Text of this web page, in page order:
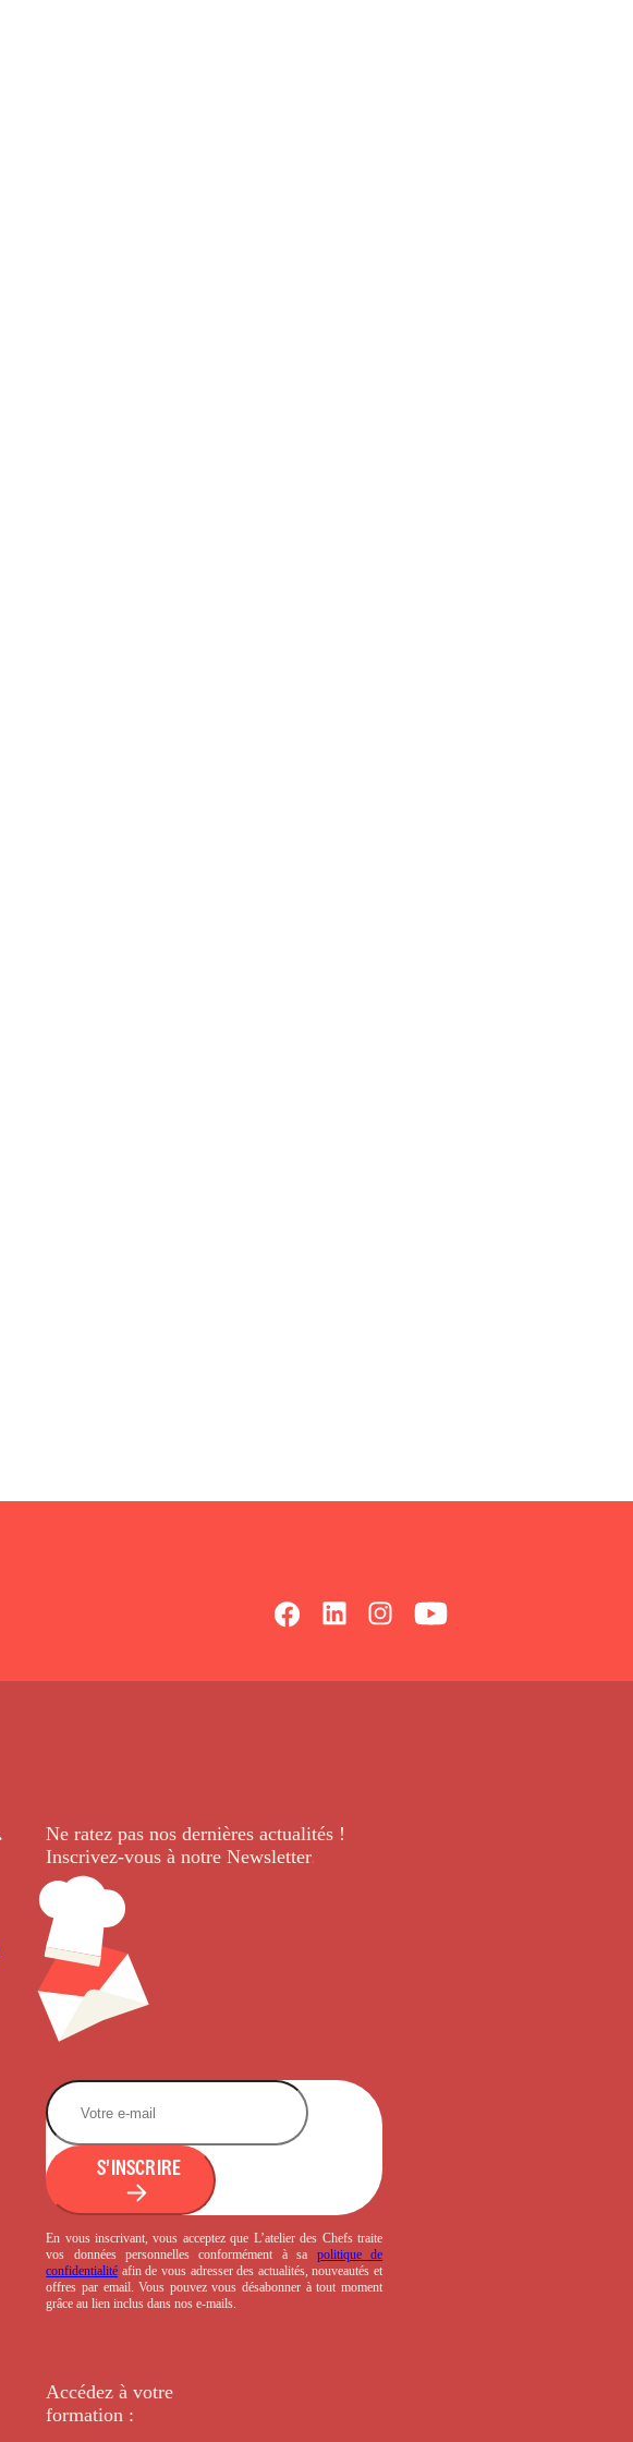
Ne ratez pas nos dernièresactualités !
Inscrivez-vous à notre Newsletter.
S'INSCRIRE
En vous inscrivant, vous acceptez que L’atelier des Chefs traite
vos données personnelles conformément à sa politique de
confidentialité afin de vous adresser des actualités, nouveautés et
offres par email. Vous pouvez vous désabonner à tout moment
grâce au lien inclus dans nos e-mails.
Accédez à votre
formation :